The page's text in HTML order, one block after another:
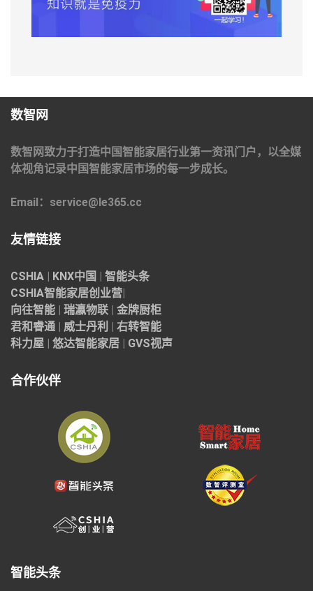
数智网
数智网致力于打造中国智能家居行业第一资讯门户，以全媒
体视角记录中国智能家居市场的每一步成长。
Email：service@le365.cc
友情链接
CSHIA KNX中国
智能头条
CSHIA智能家居创业营
向往智能
瑞瀛物联
金牌厨柜
君和睿通
威士丹利
右转智能
科力屋
悠达智能家居 GVS视声
合作伙伴
智能头条